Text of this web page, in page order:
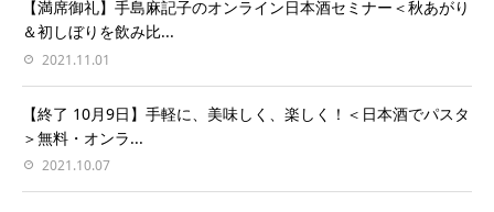
【満席御礼】手島麻記子のオンライン日本酒セミナー＜秋あがり
＆初しぼりを飲み比...
2021.11.01
【終了 10月9日】手軽に、美味しく、楽しく！＜日本酒でパスタ
＞無料・オンラ...
2021.10.07